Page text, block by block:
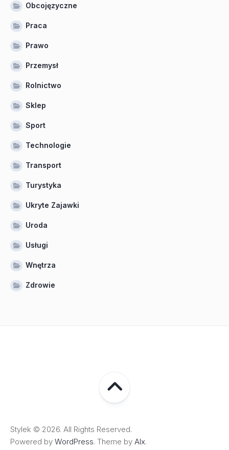
Obcojęzyczne
Praca
Prawo
Przemysł
Rolnictwo
Sklep
Sport
Technologie
Transport
Turystyka
Ukryte Zajawki
Uroda
Usługi
Wnętrza
Zdrowie
Stylek © 2026. All Rights Reserved.
Powered by WordPress. Theme by Alx.